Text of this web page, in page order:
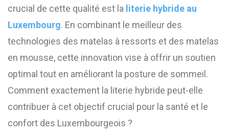
crucial de cette qualité est la literie hybride au
Luxembourg. En combinant le meilleur des
technologies des matelas à ressorts et des matelas
en mousse, cette innovation vise à offrir un soutien
optimal tout en améliorant la posture de sommeil.
Comment exactement la literie hybride peut-elle
contribuer à cet objectif crucial pour la santé et le
confort des Luxembourgeois ?